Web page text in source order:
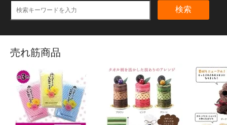
検索
売れ筋商品